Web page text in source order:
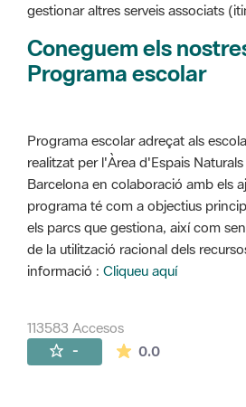
gestionar altres serveis associats
Coneguem els
Programa escolar
Programa escolar adreçat als
realitzat per l'Àrea d'Espais
Barcelona en colaboració amb els
programa té com a objectius
els parcs que gestiona, així com
de la utilització racional dels
informació : Cliqueu aquí
113583 Accesos
- 0.0La valoración